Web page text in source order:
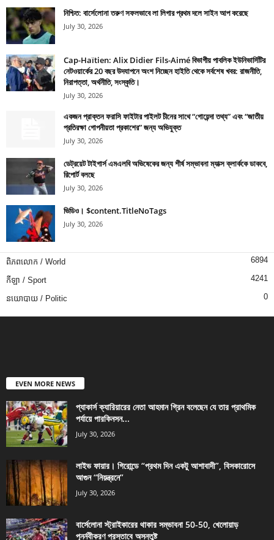
নিশ্চিত: বার্সেলোনা তরুণ সফলভাবে লা লিগার প্রথম দলে সাইন আপ করেছে
July 30, 2026
Cap-Haïtien: Alix Didier Fils-Aimé বিভাগীয় পাবলিক ইউনিভার্সিটির
নেটওয়ার্কের 20 বছর উদযাপনে অংশ নিচ্ছেন হাইতি থেকে সর্বশেষ খবর: রাজনীতি,
নিরাপত্তা, অর্থনীতি, সংস্কৃতি।
July 30, 2026
একজন প্রাক্তন ফরাসি ফাইটার পাইলট চীনের সাথে “গোয়েন্দা তথ্য” এবং “জাতীয়
প্রতিরক্ষা গোপনীয়তা প্রকাশের” জন্য অভিযুক্ত
July 30, 2026
ডেট্রয়েট টাইগার্স এমএলবি অভিষেকের জন্য শীর্ষ সম্ভাবনা ম্যাক্স ক্লার্ককে ডাকবে,
রিপোর্ট বলছে
July 30, 2026
ভিডিও। $content.TitleNoTags
July 30, 2026
ពិភពលោក / World 6894
កីឡា / Sport 4241
នយោបាយ / Politic 0
EVEN MORE NEWS
প্যাকার্স ক্যারিয়ারের নেতা আহমান গ্রিন বলেছেন যে তার প্রাথমিক
পর্যায়ে পারকিনসন...
July 30, 2026
লাইভ ফায়ার। গিরোন্ডে “প্রথম দিন একটু আশাবাদী”, বিসকারোসে
আগুন “নিয়ন্ত্রনে”
July 30, 2026
বার্সেলোনা স্ট্রাইকারের থাকার সম্ভাবনা 50-50, খেলোয়াড়
পুনর্নবীকরণ প্রস্তাবে অসন্তুষ্ট